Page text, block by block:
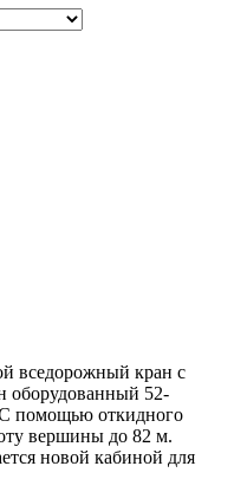
вседорожный кран с
оборудованный 52-
помощью откидного
вершины до 82 м.
новой кабиной для